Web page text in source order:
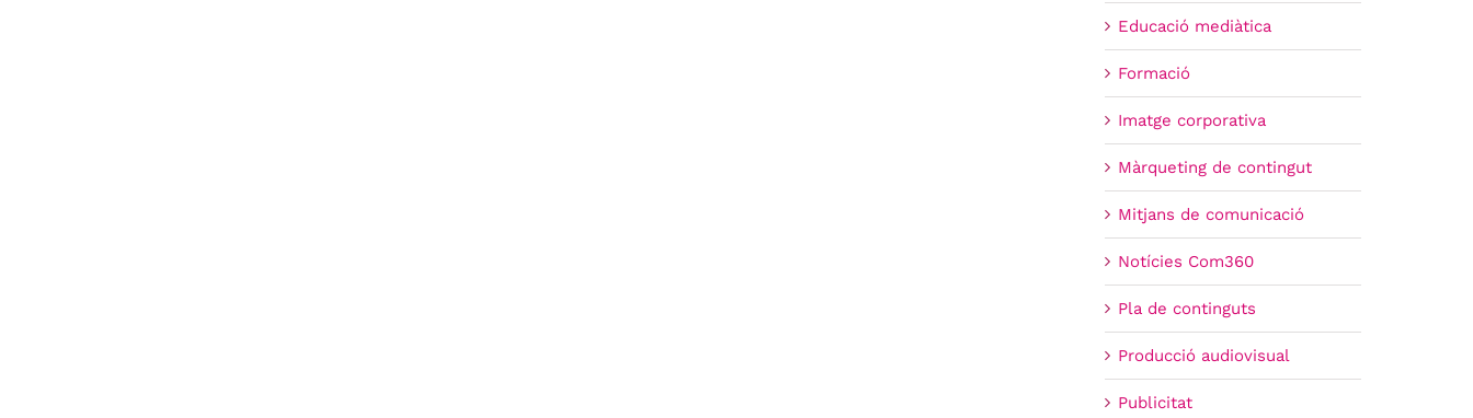
Educació mediàtica
Formació
Imatge corporativa
Màrqueting de contingut
Mitjans de comunicació
Notícies Com360
Pla de continguts
Producció audiovisual
Publicitat